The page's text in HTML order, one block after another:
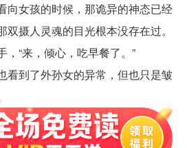
向女孩的时候，那诡异的神态已经
摄人灵魂的目光根本没存在过。
“来，倾心，吃早餐了。”
看到了外孙女的异常，但也只是皱